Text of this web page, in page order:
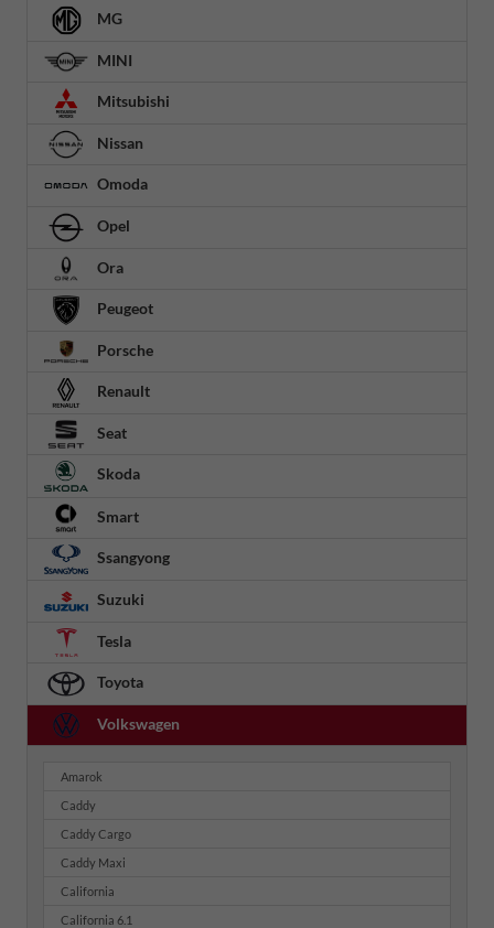
MG
MINI
Mitsubishi
Nissan
Omoda
Opel
Ora
Peugeot
Porsche
Renault
Seat
Skoda
Smart
Ssangyong
Suzuki
Tesla
Toyota
Volkswagen
Amarok
Caddy
Caddy Cargo
Caddy Maxi
California
California 6.1